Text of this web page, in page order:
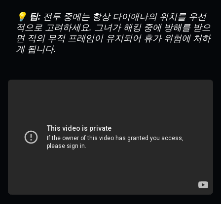
💡 팁: 전투 중에는 항상 다이애나의 위치를 우선
적으로 고려하세요. 그녀가 해킹 중에 방해를 받으
면 적의 무적 프레임이 유지되어 휴가 위험에 처하
게 됩니다.